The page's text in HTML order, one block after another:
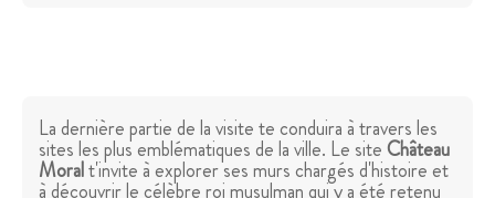
La dernière partie de la visite te conduira à travers les
sites les plus emblématiques de la ville. Le siteChâteau
Moralt'invite à explorer ses murs chargés d'histoire et
à découvrir le célèbre roi musulman qui y a été retenu